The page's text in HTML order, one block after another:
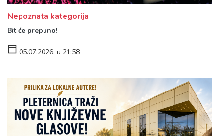
Nepoznata kategorija
Bit će prepuno!
05.07.2026. u 21:58